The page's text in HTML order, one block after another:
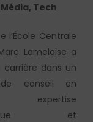
Tech
l’École Centrale
Lameloise a
carrière dans un
conseil en
expertise
et